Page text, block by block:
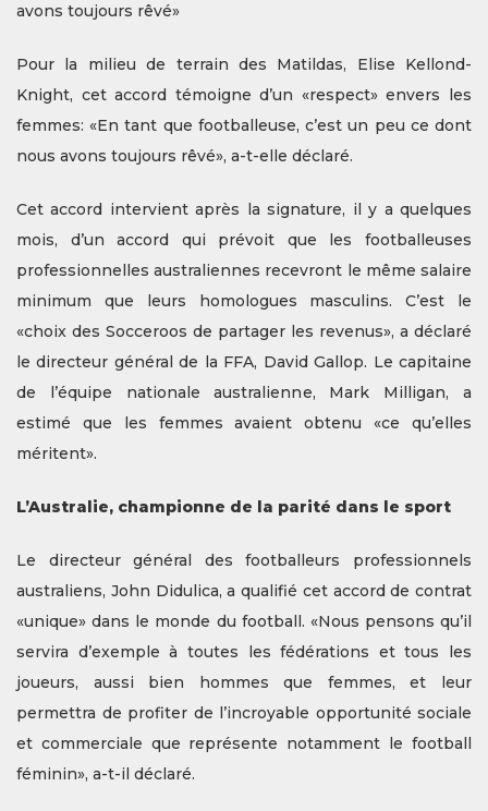
avons toujours rêvé»
Pour la milieu de terrain des Matildas, Elise Kellond-
Knight, cet accord témoigne d’un «respect» envers les
femmes: «En tant que footballeuse, c’est un peu ce dont
nous avons toujours rêvé», a-t-elle déclaré.
Cet accord intervient après la signature, il y a quelques
mois, d’un accord qui prévoit que les footballeuses
professionnelles australiennes recevront le même salaire
minimum que leurs homologues masculins. C’est le
«choix des Socceroos de partager les revenus», a déclaré
le directeur général de la FFA, David Gallop. Le capitaine
de l’équipe nationale australienne, Mark Milligan, a
estimé que les femmes avaient obtenu «ce qu’elles
méritent».
L’Australie, championne de la parité dans le sport
Le directeur général des footballeurs professionnels
australiens, John Didulica, a qualifié cet accord de contrat
«unique» dans le monde du football. «Nous pensons qu’il
servira d’exemple à toutes les fédérations et tous les
joueurs, aussi bien hommes que femmes, et leur
permettra de profiter de l’incroyable opportunité sociale
et commerciale que représente notamment le football
féminin», a-t-il déclaré.